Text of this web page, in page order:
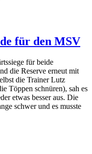
für den MSV
für beide
die Reserve erneut mit
die Trainer Lutz
Töppen schnüren), sah es
etwas besser aus. Die
schwer und es musste